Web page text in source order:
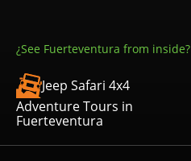
¿See Fuerteventura from inside?
Jeep Safari 4x4
Adventure Tours in
Fuerteventura